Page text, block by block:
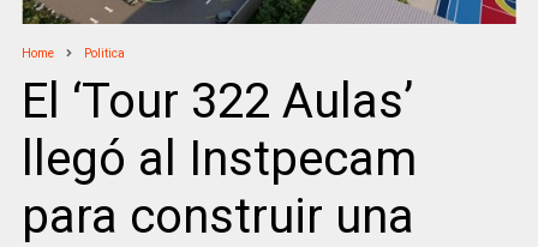
Home Politica
El ‘Tour 322 Aulas’
llegó al Instpecam
para construir una